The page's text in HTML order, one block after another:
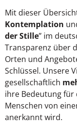
Mit dieser
Kontemplation
der Stille” im
Transparenz über
Orten und
Schlüssel. Unsere
gesellschaftlich
ihre Bedeutung für
Menschen von
anerkannt wird.